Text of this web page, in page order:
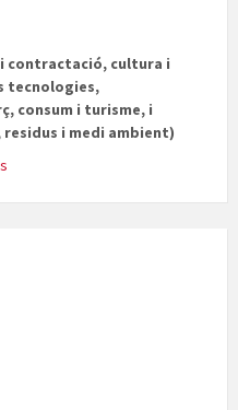
i contractació, cultura i
tecnologies,
consum i turisme, i
i medi ambient)